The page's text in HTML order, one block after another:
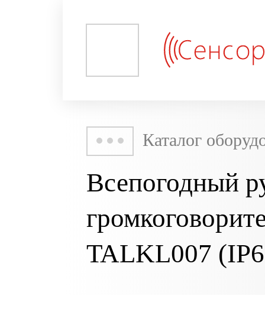
Каталог
Всепогодный
TALKL007